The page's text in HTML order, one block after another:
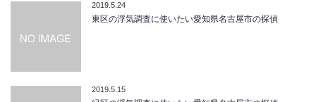
2019.5.24
東区の浮気調査に使いたい愛知県名古屋市の探偵
2019.5.15